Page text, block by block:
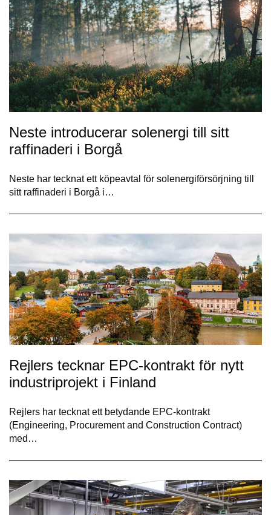
Neste introducerar solenergi till sitt
raffinaderi i Borgå
Neste har tecknat ett köpeavtal för solenergiförsörjning till
sitt raffinaderi i Borgå i…
Rejlers tecknar EPC-kontrakt för nytt
industriprojekt i Finland
Rejlers har tecknat ett betydande EPC-kontrakt
(Engineering, Procurement and Construction Contract)
med…